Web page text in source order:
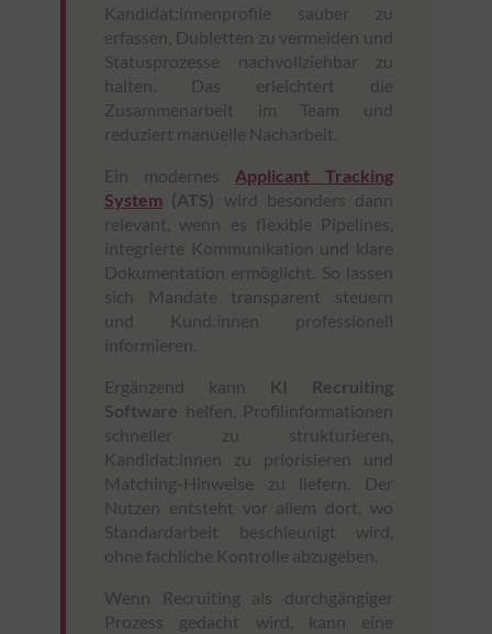
Kandidat:innenprofile sauber zu
erfassen, Dubletten zu vermeiden und
Statusprozesse nachvollziehbar zu
halten. Das erleichtert die
Zusammenarbeit im Team und
reduziert manuelle Nacharbeit.
Ein modernes Applicant Tracking
System (ATS) wird besonders dann
relevant, wenn es flexible Pipelines,
integrierte Kommunikation und klare
Dokumentation ermöglicht. So lassen
sich Mandate transparent steuern
und Kund:innen professionell
informieren.
Ergänzend kann
KI Recruiting
Software helfen, Profilinformationen
schneller zu strukturieren,
Kandidat:innen zu priorisieren und
Matching-Hinweise zu liefern. Der
Nutzen entsteht vor allem dort, wo
Standardarbeit beschleunigt wird,
ohne fachliche Kontrolle abzugeben.
Wenn Recruiting als durchgängiger
Prozess gedacht wird, kann eine